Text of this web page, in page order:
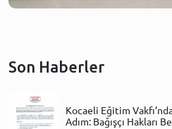
Son Haberler
Kocaeli Eğitim
Adım: Bağışçı Hakları